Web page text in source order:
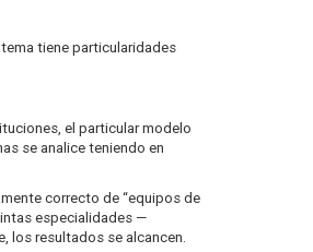
tiene particularidades
el particular modelo
se analice teniendo en
correcto de “equipos de
especialidades —
los resultados se alcancen.